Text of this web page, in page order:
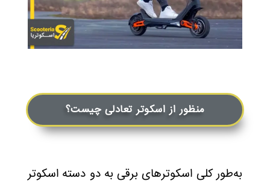
منظور از اسکوتر تعادلی چیست؟
به‌طور کلی اسکوترهای برقی به دو دسته اسکوتر